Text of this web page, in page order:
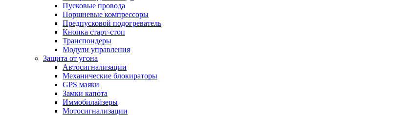
Пусковые провода
Поршневые компрессоры
Предпусковой подогреватель
Кнопка старт-стоп
Транспондеры
Модули управления
Защита от угона
Автосигнализации
Механические блoкираторы
GPS маяки
Замки капота
Иммобилайзеры
Мотосигнализации